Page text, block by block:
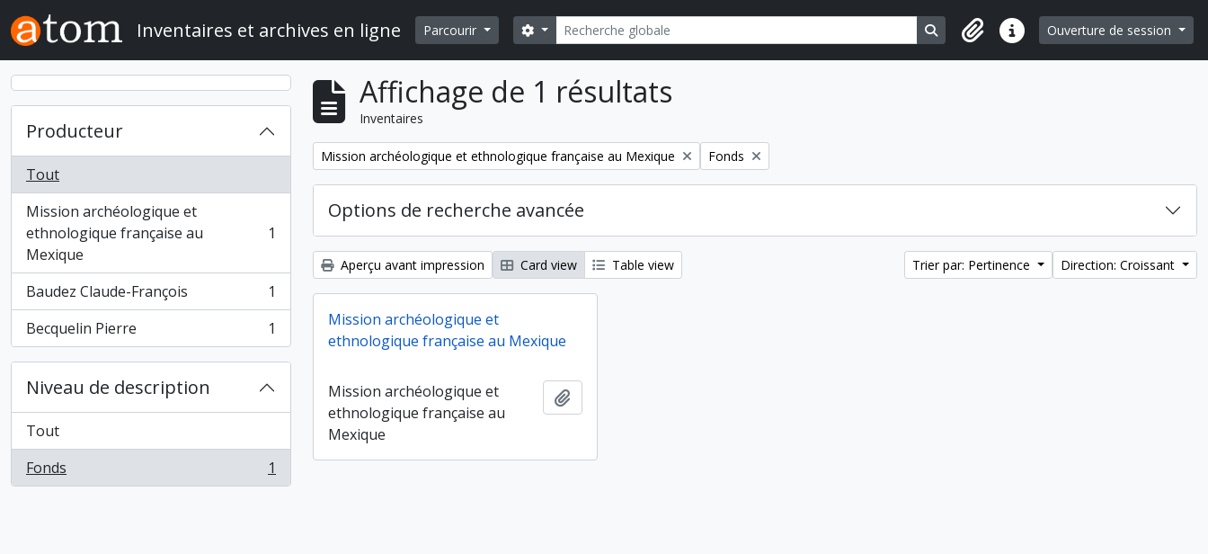
Skip to main content
Inventaires et archives en ligne Parcourir Rechercher
Search options Search in browse page
Liens rapidesOuverture de session
Producteur
Tout
Mission archéologique et
ethnologique française au
Mexique
, 1 résultats 1
Baudez Claude-François
, 1 résultats
1
Becquelin Pierre
, 1 résultats 1
Niveau de description
Tout
Fonds
, 1 résultats 1
Affichage de 1 résultats
Inventaires
Remove filter:
Mission archéologique et ethnologique française au Mexique Remove filter:
Fonds
Options de recherche avancée
Aperçu avant impression Card view Table view Trier par: Pertinence Direction: Croissant
Mission archéologique et
ethnologique française au Mexique
Mission archéologique et
ethnologique française au
Mexique